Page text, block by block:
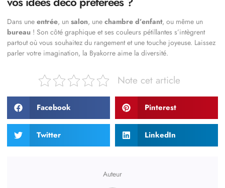
Dans une entrée, un salon, une chambre d’enfant, ou même un
bureau ! Son côté graphique et ses couleurs pétillantes s’intègrent
partout où vous souhaitez du rangement et une touche joyeuse. Laissez
parler votre imagination, la Byakorre aime la diversité.
Note cet article
Facebook Pinterest
Twitter LinkedIn
Auteur